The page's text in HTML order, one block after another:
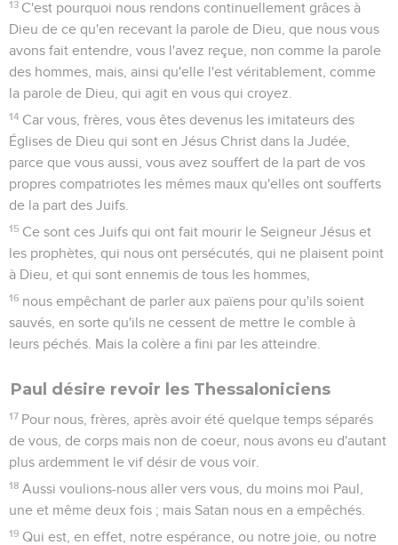
Une conduite qui plaît à Dieu
Au reste, frères, puisque vous avez appris de nous
comment vous devez vous conduire et plaire à Dieu, et que
c'est là ce que vous faites, nous vous prions et nous vous
conjurons au nom du Seigneur Jésus de marcher à cet égard
de progrès en progrès.
Vous savez, en effet, quels préceptes nous vous avons
donnés de la part du Seigneur Jésus.
Ce que Dieu veut, c'est votre sanctification ; c'est que vous
vous absteniez de l'impudicité ;
4
c'est que chacun de vous sache posséder son corps dans la
sainteté et l'honnêteté,
5 sans vous livrer à une convoitise passionnée, comme font
les païens qui ne connaissent pas Dieu ;
6 c'est que personne n'use envers son frère de fraude et de
vengeance de toutes ces choses, comme nous vous l'avons
déjà dit et attesté.
Car Dieu ne nous a pas appelés à l'impureté, mais à la
sanctification.
8 Celui donc qui rejette ces préceptes ne rejette pas un
homme, mais Dieu, qui vous a aussi donné son Saint Esprit.
9 Pour ce qui est de l'amour fraternel, vous n'avez pas besoin